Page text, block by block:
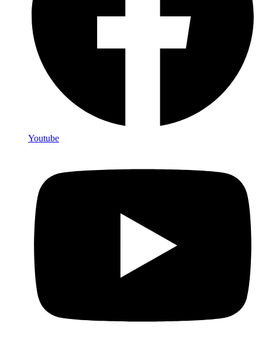
Youtube